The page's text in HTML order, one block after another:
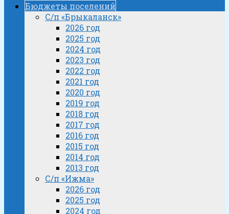
Бюджеты поселений
С/п «Брыкаланск»
2026 год
2025 год
2024 год
2023 год
2022 год
2021 год
2020 год
2019 год
2018 год
2017 год
2016 год
2015 год
2014 год
2013 год
С/п «Ижма»
2026 год
2025 год
2024 год